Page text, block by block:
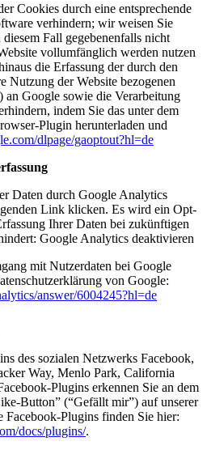
Cookies durch eine entsprechende
verhindern; wir weisen Sie
Fall gegebenenfalls nicht
vollumfänglich werden nutzen
die Erfassung der durch den
Nutzung der Website bezogenen
Google sowie die Verarbeitung
indem Sie das unter dem
Plugin herunterladen und
dlpage/gaoptout?hl=de
Daten durch Google Analytics
Link klicken. Es wird ein Opt-
Ihrer Daten bei zukünftigen
Google Analytics deaktivieren
mit Nutzerdaten bei Google
von Google:
answer/6004245?hl=de
des sozialen Netzwerks Facebook,
Way, Menlo Park, California
Plugins erkennen Sie an dem
Button” (“Gefällt mir”) auf unserer
Facebook-Plugins finden Sie hier:
docs/plugins/.